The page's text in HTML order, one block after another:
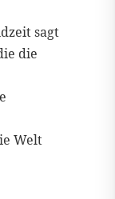
sagt
die
Welt